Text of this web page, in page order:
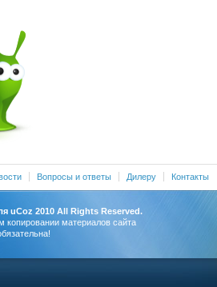
Вопросы и ответы Дилеру Контакты
uCoz 2010 All Rights Reserved.
копировании материалов сайта